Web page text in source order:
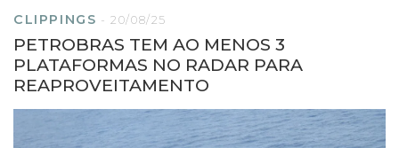
CLIPPINGS - 20/08/25
PETROBRAS TEM AO MENOS 3
PLATAFORMAS NO RADAR PARA
REAPROVEITAMENTO